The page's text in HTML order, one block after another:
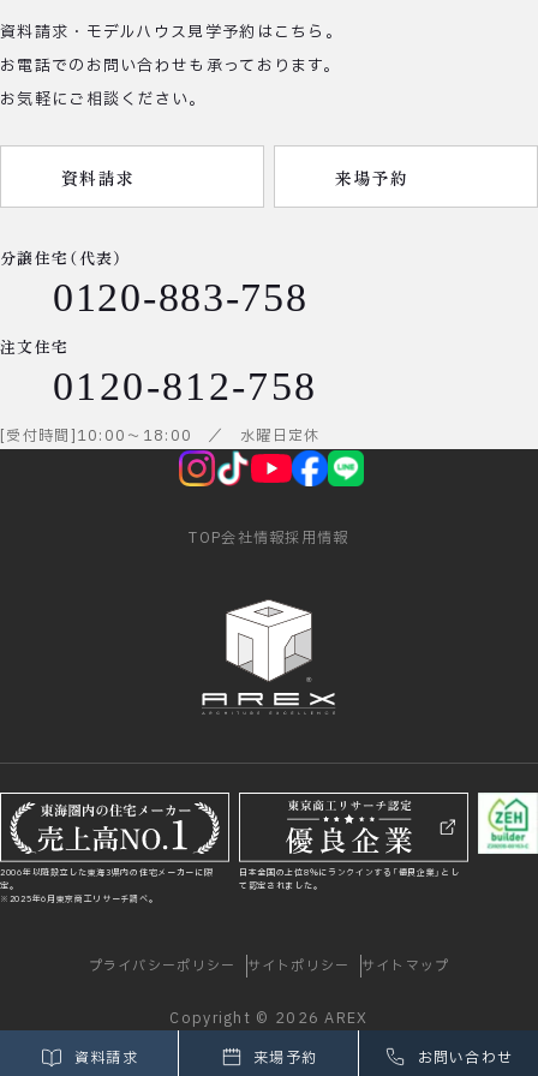
資料請求 来場予約 お問い合わせ
資料請求・モデルハウス見学予約はこちら。
お電話でのお問い合わせも承っております。
お気軽にご相談ください。
資料請求 来場予約
分譲住宅（代表）
0120-883-758
注文住宅
0120-812-758
受付時間 10:00 ～ 18:00 ／ 水曜日定休
TOP会社情報採用情報
2006年以降設立した東海3県内の住宅メーカーに限
定。
※2025年6月東京商工リサーチ調べ。
日本全国の上位8％にランクインする「優良企業」とし
て認定されました。
プライバシーポリシー サイトポリシー サイトマップ
このサイトはreCAPTCHAによって保護されています。
Copyright © 2026 AREX